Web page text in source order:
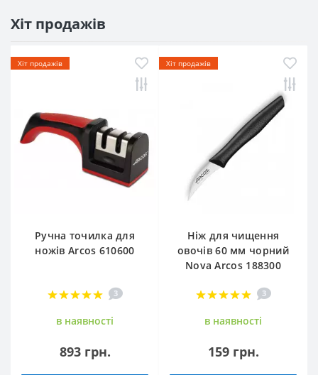
Хіт продажів
Хіт продажів
Ручна точилка для
ножів Arcos 610600
3
в наявностi
893 грн.
Хіт продажів
Ніж для чищення
овочів 60 мм чорний
Nova Arcos 188300
3
в наявностi
159 грн.